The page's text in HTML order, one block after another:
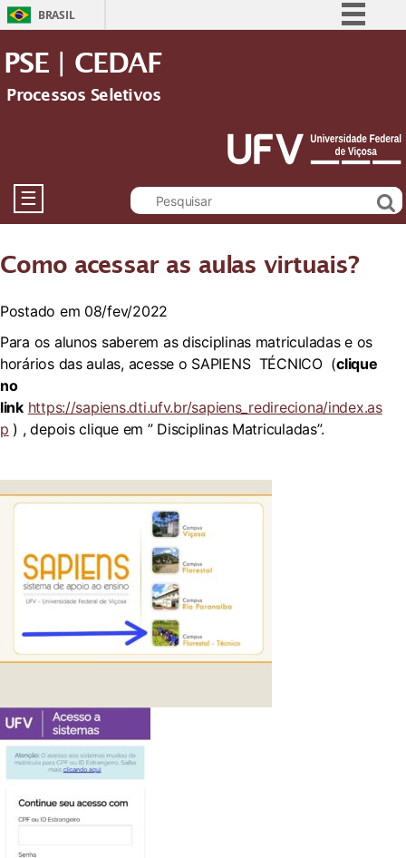
BRASIL
Acesso à informação
Legislação
Canais
PSE | CEDAF
Processos Seletivos
☰
Como acessar as aulas virtuais?
Postado em 08/fev/2022
Para os alunos saberem as disciplinas matriculadas e os
horários das aulas, acesse o SAPIENS TÉCNICO (clique
no
link https://sapiens.dti.ufv.br/sapiens_redireciona/index.as
p ) , depois clique em ” Disciplinas Matriculadas”.